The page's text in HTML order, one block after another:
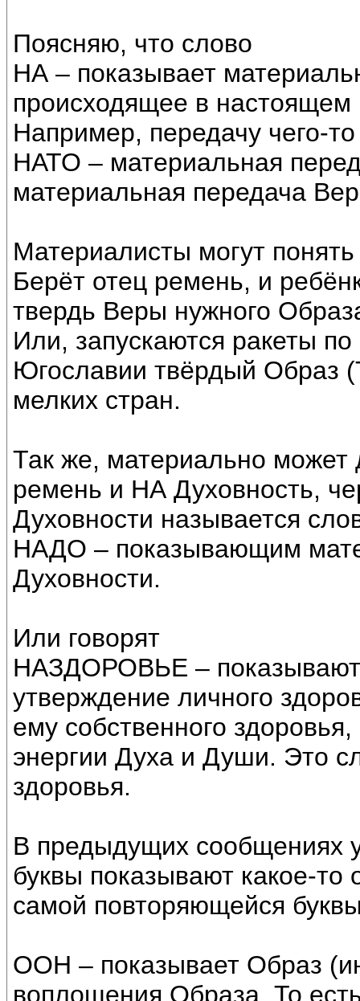
Поясняю, что слово
НА – показывает
происходящее в настоящем
Например, передачу чего-
НАТО – материальная
материальная передача
Материалисты могут понять
Берёт отец ремень, и
твердь Веры нужного
Или, запускаются ракеты
Югославии твёрдый Образ
мелких стран.
Так же, материально может
ремень и НА Духовность,
Духовности называется
НАДО – показывающим
Духовности.
Или говорят
НАЗДОРОВЬЕ –
утверждение личного
ему собственного
энергии Духа и Души. Это
здоровья.
В предыдущих сообщениях
буквы показывают какое-то
самой повторяющейся
ООН – показывает Образ
воплощения Образа. То